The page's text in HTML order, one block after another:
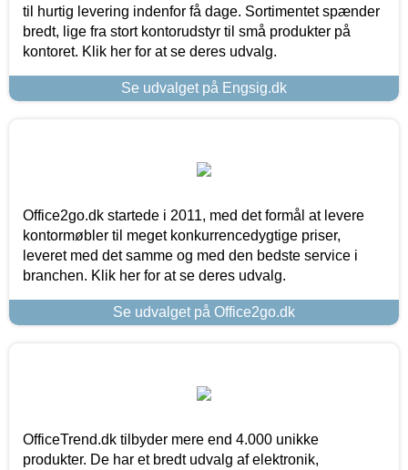
til hurtig levering indenfor få dage. Sortimentet spænder
bredt, lige fra stort kontorudstyr til små produkter på
kontoret. Klik her for at se deres udvalg.
Se udvalget på Engsig.dk
Office2go.dk startede i 2011, med det formål at levere
kontormøbler til meget konkurrencedygtige priser,
leveret med det samme og med den bedste service i
branchen. Klik her for at se deres udvalg.
Se udvalget på Office2go.dk
OfficeTrend.dk tilbyder mere end 4.000 unikke
produkter. De har et bredt udvalg af elektronik,